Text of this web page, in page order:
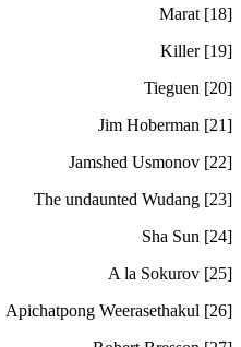
[18] Marat
[19] Killer
[20] Tieguen
[21] Jim Hoberman
[22] Jamshed Usmonov
[23] The undaunted Wudang
[24] Sha Sun
[25] A la Sokurov
[26] Apichatpong Weerasethakul